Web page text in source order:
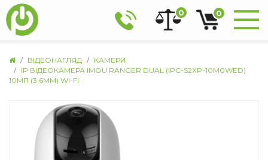
0 0
ВІДЕОНАГЛЯД
КАМЕРИ
IP ВІДЕОКАМЕРА IMOU RANGER DUAL (IPC-S2XP-10M0WED)
10МП (3.6ММ) WI-FI